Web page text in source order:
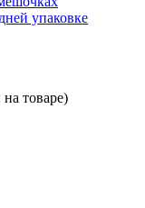
упаковке
товаре)